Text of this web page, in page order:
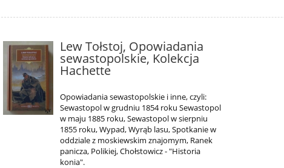
Lew Tołstoj, Opowiadania
sewastopolskie, Kolekcja
Hachette
Opowiadania sewastopolskie i inne, czyli:
Sewastopol w grudniu 1854 roku Sewastopol
w maju 1885 roku, Sewastopol w sierpniu
1855 roku, Wypad, Wyrąb lasu, Spotkanie w
oddziale z moskiewskim znajomym, Ranek
panicza, Polikiej, Chołstowicz - "Historia
konia".